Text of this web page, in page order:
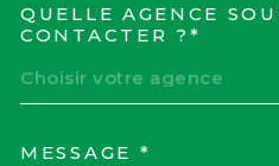
QUELLE AGENCE
CONTACTER ?*
Choisir votre agence
MESSAGE *